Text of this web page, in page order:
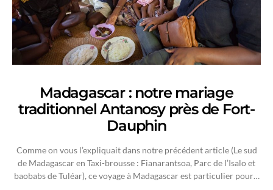
Madagascar : notre mariage
traditionnel Antanosy près de Fort-
Dauphin
Comme on vous l’expliquait dans notre précédent article (Le sud
de Madagascar en Taxi-brousse : Fianarantsoa, Parc de l’Isalo et
baobabs de Tuléar), ce voyage à Madagascar est particulier pour…